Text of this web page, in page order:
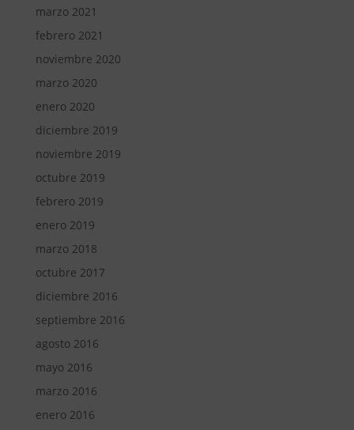
marzo 2021
febrero 2021
noviembre 2020
marzo 2020
enero 2020
diciembre 2019
noviembre 2019
octubre 2019
febrero 2019
enero 2019
marzo 2018
octubre 2017
diciembre 2016
septiembre 2016
agosto 2016
mayo 2016
marzo 2016
enero 2016